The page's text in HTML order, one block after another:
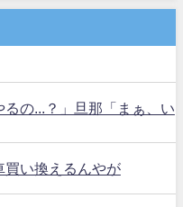
の...？」旦那「まぁ、い
買い換えるんやが